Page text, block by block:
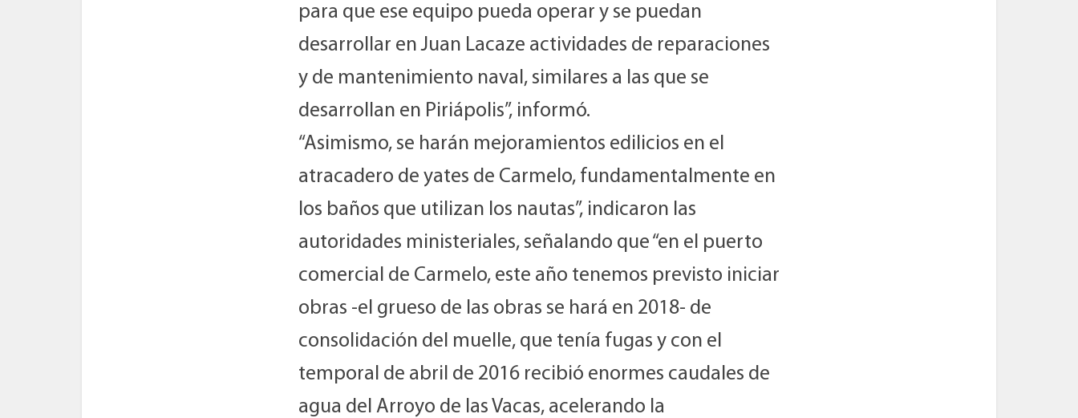
para que ese equipo pueda operar y se puedan
desarrollar en Juan Lacaze actividades de reparaciones
y de mantenimiento naval, similares a las que se
desarrollan en Piriápolis”, informó.
“Asimismo, se harán mejoramientos edilicios en el
atracadero de yates de Carmelo, fundamentalmente en
los baños que utilizan los nautas”, indicaron las
autoridades ministeriales, señalando que “en el puerto
comercial de Carmelo, este año tenemos previsto iniciar
obras -el grueso de las obras se hará en 2018- de
consolidación del muelle, que tenía fugas y con el
temporal de abril de 2016 recibió enormes caudales de
agua del Arroyo de las Vacas, acelerando la